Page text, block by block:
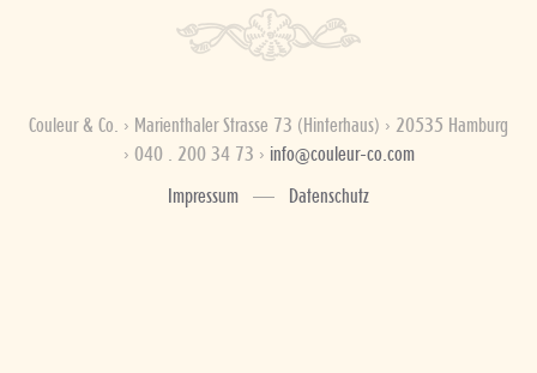
Couleur & Co. › Marienthaler Strasse 73 (Hinterhaus) › 20535 Hamburg
› 040 . 200 34 73 › info@couleur-co.com
Impressum
Datenschutz